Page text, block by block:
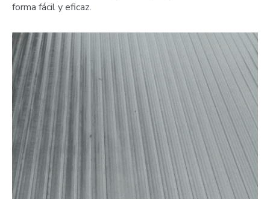
forma fácil y eficaz.